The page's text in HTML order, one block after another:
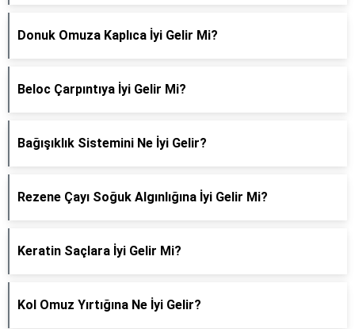
Donuk Omuza Kaplıca İyi Gelir Mi?
Beloc Çarpıntıya İyi Gelir Mi?
Bağışıklık Sistemini Ne İyi Gelir?
Rezene Çayı Soğuk Algınlığına İyi Gelir Mi?
Keratin Saçlara İyi Gelir Mi?
Kol Omuz Yırtığına Ne İyi Gelir?